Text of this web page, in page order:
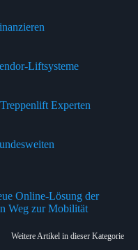
Liftsysteme
Experten
Online-Lösung der
Weg zur Mobilität
Weitere Artikel in dieser Kategorie